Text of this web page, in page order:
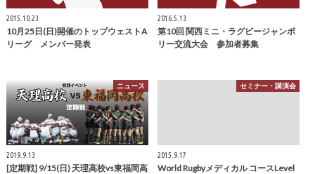
2015.10.23
10月25日(日)開催のトップウェストA
リーグ メンバー発表
2016.5.13
第10回 関西ミニ・ラグビージャンボ
リー交流大会 参加者募集
ニュース
2019.9.13
[定期戦] 9/15(日) 天理高校vs東福岡高
セミナー・講演会
2015.9.17
World Rugbyメディカル コースLevel